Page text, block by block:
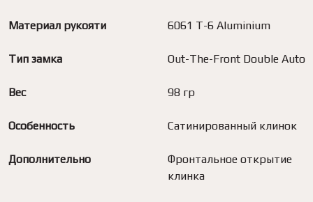
Материал рукояти 6061 T-6 Aluminium
Тип замка Out-The-Front Double Auto
Вес 98 гр
Особенность Сатинированный клинок
Дополнительно
Фронтальное открытие
клинка